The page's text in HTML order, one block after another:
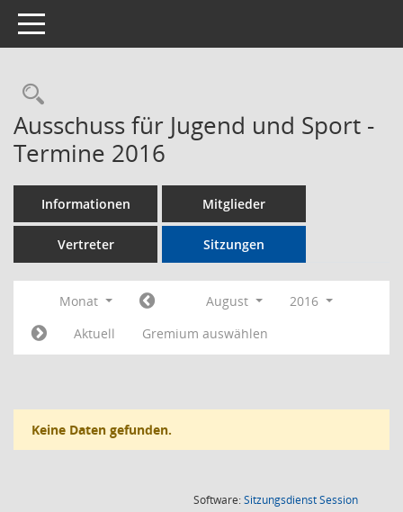
Toggle navigation
Rechercheauswahl
Ausschuss für Jugend und Sport -
Termine 2016
Informationen Mitglieder
Vertreter Sitzungen
Monat August
2016
Aktuell
Gremium auswählen
Keine Daten gefunden.
Software:SitzungsdienstSession(Wird in